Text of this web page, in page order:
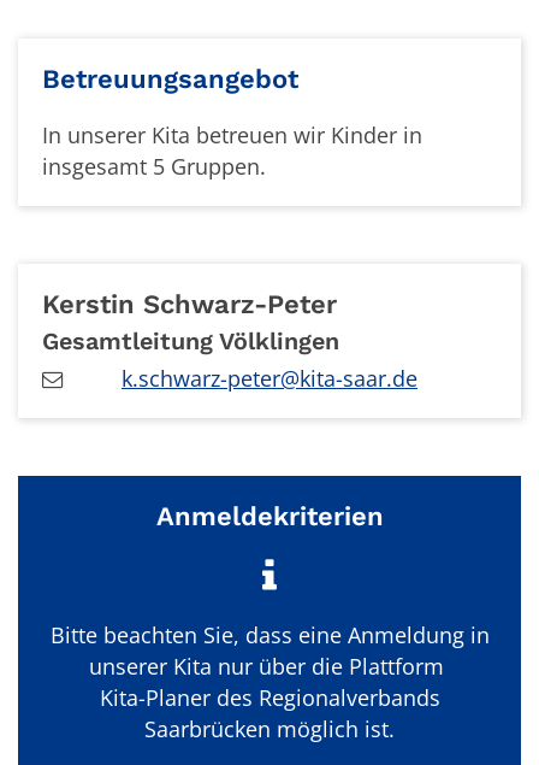
Betreuungsangebot
In unserer Kita betreuen wir Kinder in
insgesamt 5 Gruppen.
Kerstin Schwarz-Peter
Gesamtleitung Völklingen
k.schwarz-peter@kita-saar.de
Anmeldekriterien
Bitte beachten Sie, dass eine Anmeldung in
unserer Kita nur über die Plattform
Kita-Planer des Regionalverbands
Saarbrücken möglich ist.